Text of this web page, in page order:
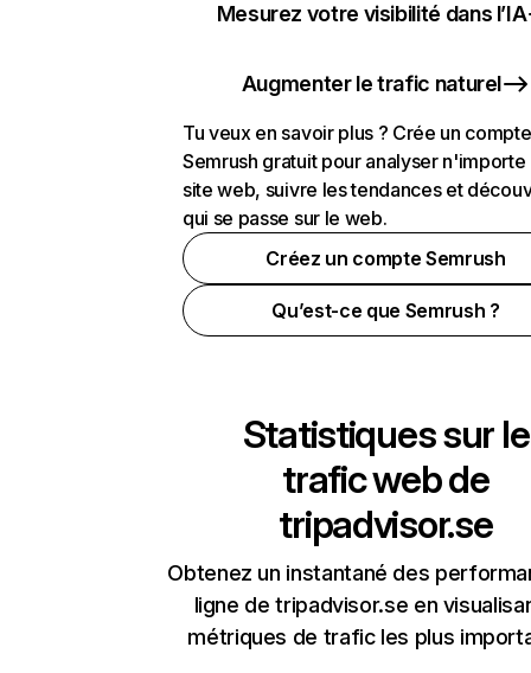
Mesurez votre visibilité dans l’IA
Augmenter le trafic naturel
Tu veux en savoir plus ? Crée un compte
Semrush gratuit pour analyser n'importe
site web, suivre les tendances et
qui se passe sur le web.
Créez un compte Semrush
Qu’est-ce que Semrush ?
Statistiques sur le
trafic web de
tripadvisor.se
Obtenez un instantané des
ligne de tripadvisor.se en
métriques de trafic les plus